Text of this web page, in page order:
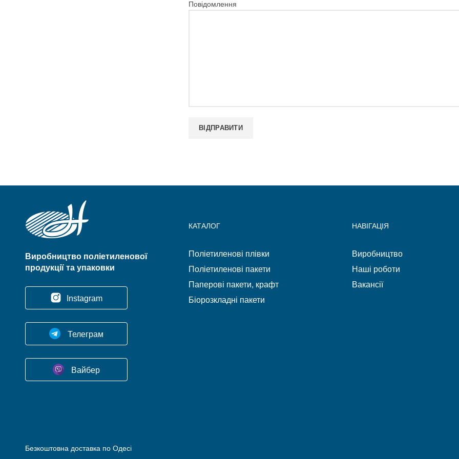
Повідомлення
Виробництво поліетиленової
продукції та упаковки
Instagram
Телеграм
Вайбер
КАТАЛОГ
Поліетиленові плівки
Поліетиленові пакети
Паперові пакети, крафт
Біорозкладні пакети
НАВІГАЦІЯ
Виробництво
Наші роботи
Вакансії
Безкоштовна доставка по Одесі